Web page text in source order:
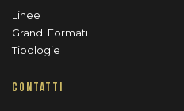
Linee
Grandi Formati
Tipologie
CONTATTI